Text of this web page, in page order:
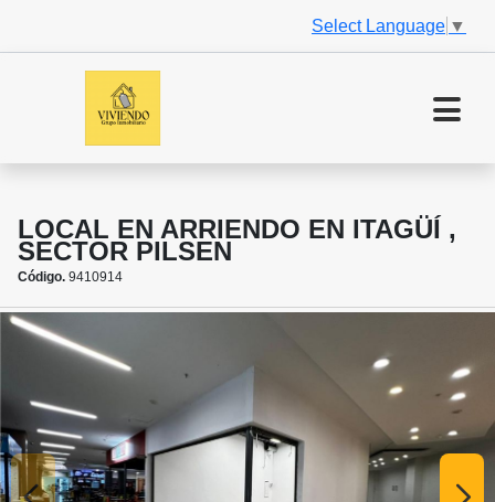
Select Language ▼
LOCAL EN ARRIENDO EN ITAGÜÍ ,
SECTOR PILSEN
Código. 9410914